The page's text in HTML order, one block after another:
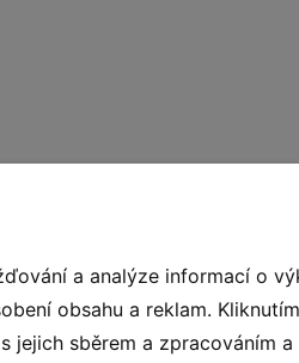
a analýze informací o
obsahu a reklam.
jejich sběrem a zpracováním a